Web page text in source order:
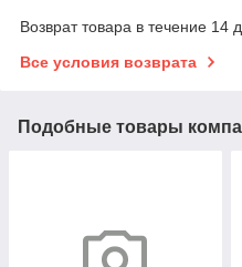
Возврат товара в течение 14
Все условия возврата
Подобные товары